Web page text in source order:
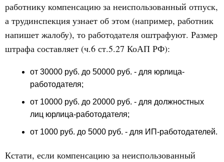
работнику компенсацию за неиспользованный отпуск,
а трудинспекция узнает об этом (например, работник
напишет жалобу), то работодателя оштрафуют. Размер
штрафа составляет (ч.6 ст.5.27 КоАП РФ):
от 30000 руб. до 50000 руб. - для юрлица-
работодателя;
от 10000 руб. до 20000 руб. - для должностных
лиц юрлица-работодателя;
от 1000 руб. до 5000 руб. - для ИП-работодателей.
Кстати, если компенсацию за неиспользованный